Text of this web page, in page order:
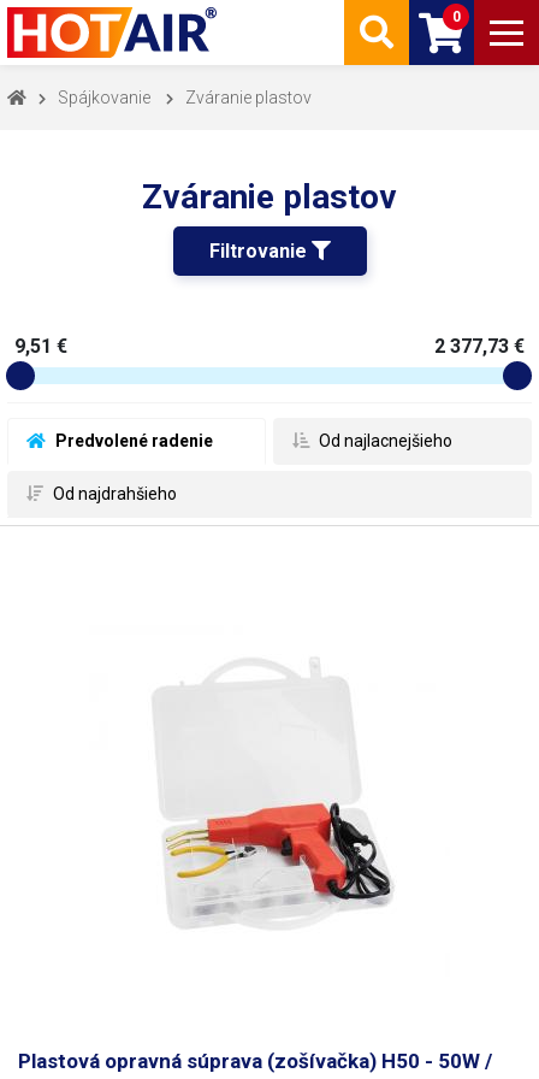
0
Spájkovanie Zváranie plastov
Zváranie plastov
Filtrovanie
Predvolené radenie Od najlacnejšieho
Od najdrahšieho
9,51 € 2 377,73 €
Plastová opravná súprava (zošívačka) H50 - 50W /